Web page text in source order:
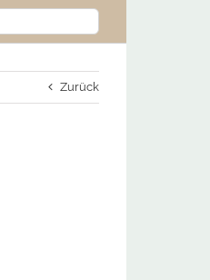
Zurück